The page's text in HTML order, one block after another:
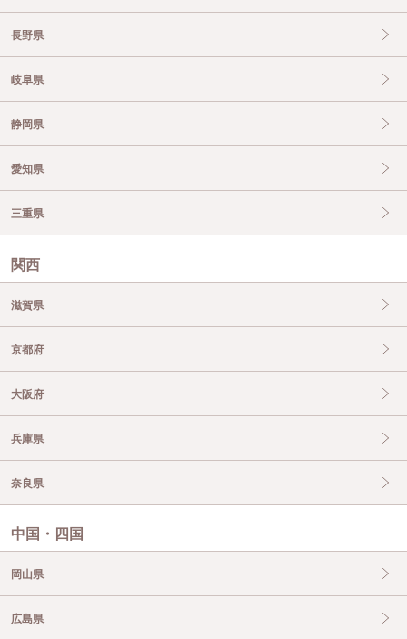
長野県
岐阜県
静岡県
愛知県
三重県
関西
滋賀県
京都府
大阪府
兵庫県
奈良県
中国・四国
岡山県
広島県